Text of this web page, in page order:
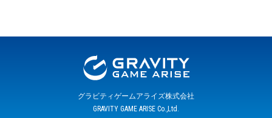
グラビティゲームアライズ株式会社
GRAVITY GAME ARISE Co.,Ltd.